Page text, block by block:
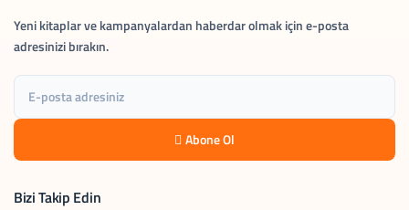
Yeni kitaplar ve kampanyalardan haberdar olmak için e-posta
adresinizi bırakın.
Abone Ol
Bizi Takip Edin